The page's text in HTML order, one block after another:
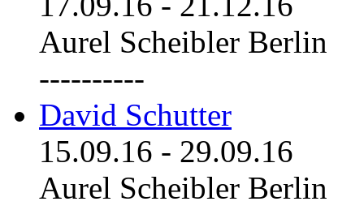
Aurel Scheibler Berlin
----------
David Schutter
15.09.16 - 29.09.16
Aurel Scheibler Berlin